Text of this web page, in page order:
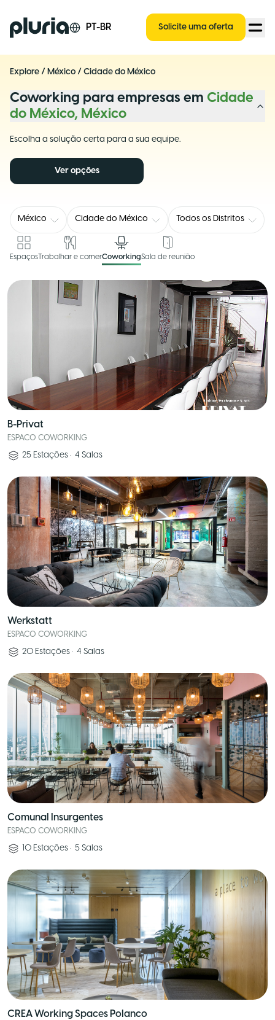
Logo Pluria PT-BR Solicite uma oferta
Explore / México / Cidade do México
Coworking para empresas em Cidade
do México, México
Escolha a solução certa para a sua equipe.
Ver opções
México Cidade do México Todos os Distritos
EspaçosTrabalhar e comerCoworkingSala de reunião
B-Privat
ESPACO COWORKING
25 Estações • 4 Salas
Werkstatt
ESPACO COWORKING
20 Estações • 4 Salas
Comunal Insurgentes
ESPACO COWORKING
10 Estações • 5 Salas
CREA Working Spaces Polanco